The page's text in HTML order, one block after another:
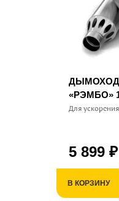
«РЭМБО»
Для
5 899 ₽
В КОРЗИНУ